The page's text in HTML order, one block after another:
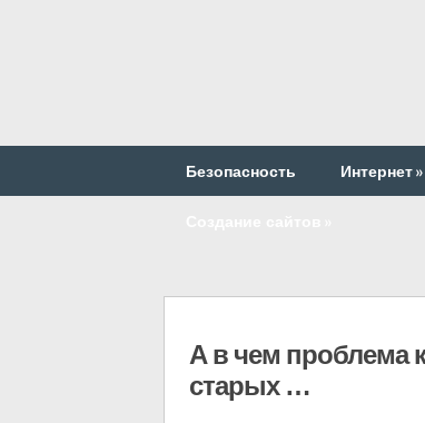
Безопасность Интернет»
А в чем проблема
старых …